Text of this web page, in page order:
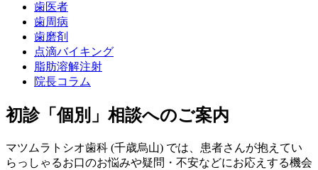
歯医者
歯周病
歯磨剤
点滴バイキング
脂肪溶解注射
院長コラム
初診「個別」相談へのご案内
マツムラトシオ歯科 (千歳烏山) では、患者さんが抱えてい
らっしゃるお口のお悩みや疑問・不安などにお応えする機会